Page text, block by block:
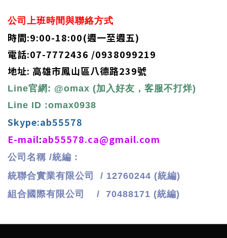
公司上班時間與聯絡方式
時間:9:00-18:00(週一至週五)
電話:07-7772436 /0938099219
地址: 高雄市鳳山區八德路239號
Line官網 : @omax (加入好友，客服不打烊)
Line ID :omax0938
Skype:ab55578
E-mail:ab55578.ca@gmail.com
公司名稱 /統編 :
統聯合實業有限公司 / 12760244 (統編)
組合國際有限公司 / 70488171 (統編)